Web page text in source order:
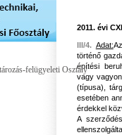
felügyeleti Osztály
2011. évi
III/4. Adat:
történő
építési
vagy
(típusa),
esetében
érdekkel
A